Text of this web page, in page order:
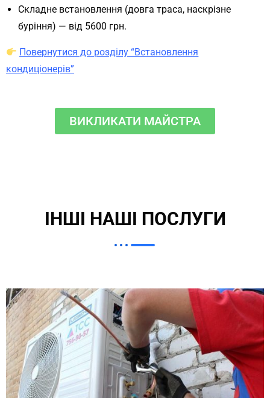
Складне встановлення (довга траса, наскрізне
буріння) — від 5600 грн.
Повернутися до розділу “Встановлення
кондиціонерів”
ВИКЛИКАТИ МАЙСТРА
ІНШІ НАШІ ПОСЛУГИ